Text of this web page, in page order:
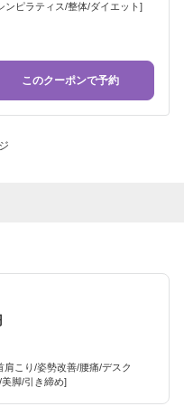
ンピラティス/整体/ダイエット]
このクーポンで予約
こり/姿勢改善/腰痛/デスク
脚/引き締め]